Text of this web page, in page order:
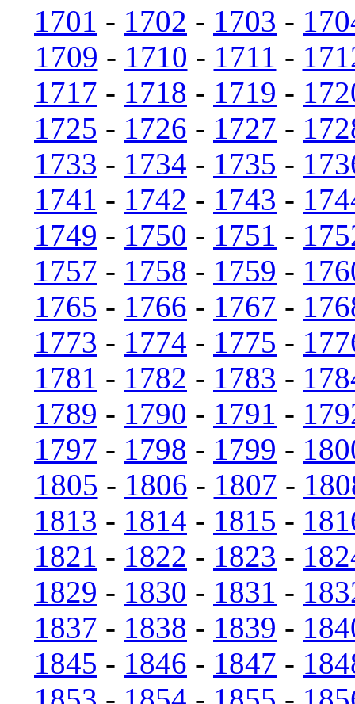
1701 - 1702 - 1703 -
1709 - 1710 - 1711 -
1717 - 1718 - 1719 -
1725 - 1726 - 1727 -
1733 - 1734 - 1735 -
1741 - 1742 - 1743 -
1749 - 1750 - 1751 -
1757 - 1758 - 1759 -
1765 - 1766 - 1767 -
1773 - 1774 - 1775 -
1781 - 1782 - 1783 -
1789 - 1790 - 1791 -
1797 - 1798 - 1799 -
1805 - 1806 - 1807 -
1813 - 1814 - 1815 -
1821 - 1822 - 1823 -
1829 - 1830 - 1831 -
1837 - 1838 - 1839 -
1845 - 1846 - 1847 -